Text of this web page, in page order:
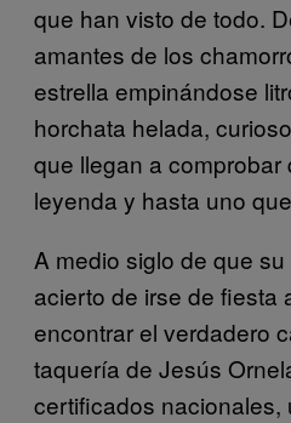
que han visto de todo.
amantes de los
estrella empinándose
horchata helada,
que llegan a comprobar
leyenda y hasta uno
A medio siglo de que
acierto de irse de fiesta
encontrar el verdadero
taquería de Jesús
certificados nacionales,